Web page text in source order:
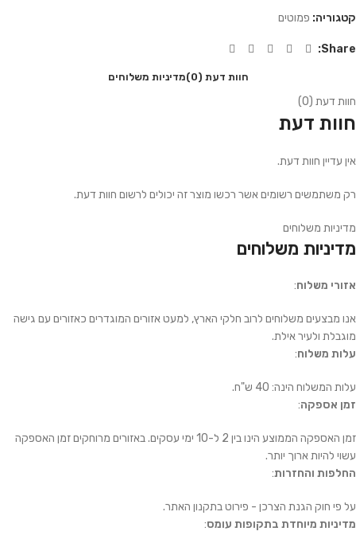
קטגוריה: פמוטים
Share:
חוות דעת (0) מדיניות משלוחים
חוות דעת (0)
חוות דעת
אין עדיין חוות דעת.
רק משתמשים רשומים אשר רכשו מוצר זה יכולים לרשום חוות דעת.
מדיניות משלוחים
מדיניות משלוחים
אזורי משלוח:
אנו מבצעים משלוחים לרוב חלקי הארץ, למעט אזורים המוגדרים כאזורים עם גישה
מוגבלת ולעיר אילת.
עלות משלוח:
עלות המשלוח הינה: 40 ש"ח.
זמן אספקה:
זמן האספקה הממוצע הינו בין 2 ל-10 ימי עסקים. באזורים מרוחקים זמן האספקה
עשוי להיות ארוך יותר.
החלפות והחזרות:
על פי חוק הגנת הצרכן - פירוט בתקנון האתר.
מדיניות מיוחדת בתקופות עומס: